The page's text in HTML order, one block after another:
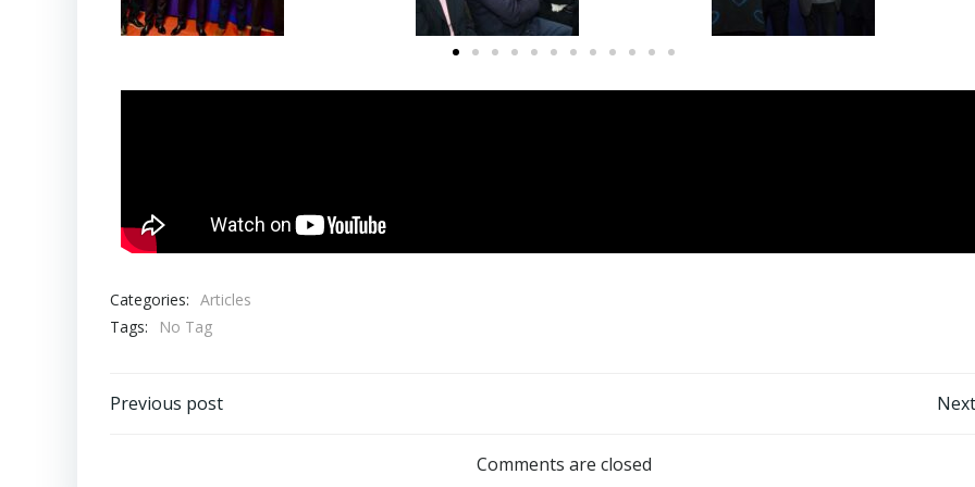
Categories: Articles
Tags:
No Tag
Previous post
Comments are closed